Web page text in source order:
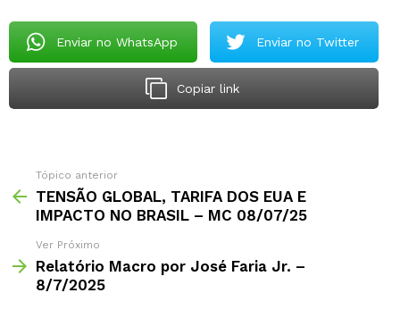
Enviar no WhatsApp Enviar no Twitter
Copiar link
Tópico anterior
TENSÃO GLOBAL, TARIFA DOS EUA E
IMPACTO NO BRASIL – MC 08/07/25
Ver Próximo
Relatório Macro por José Faria Jr. –
8/7/2025